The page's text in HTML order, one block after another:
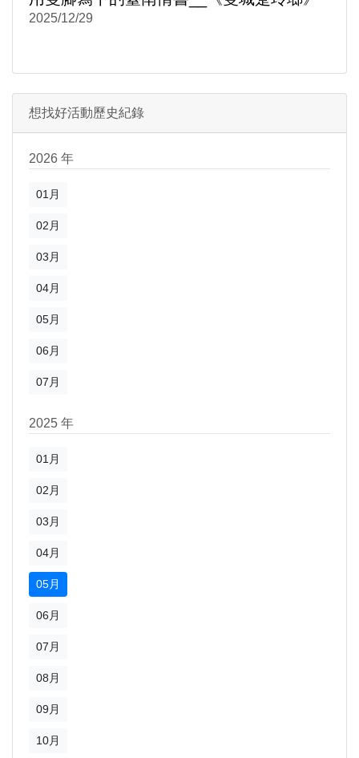
2025/12/29
想找好活動歷史紀錄
2026 年
01月
02月
03月
04月
05月
06月
07月
2025 年
01月
02月
03月
04月
05月
06月
07月
08月
09月
10月